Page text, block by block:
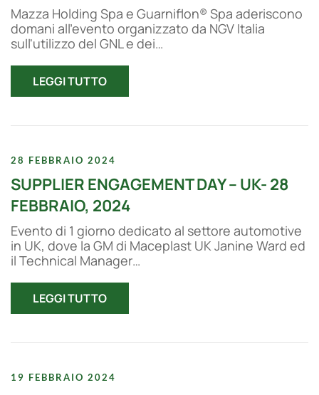
Mazza Holding Spa e Guarniflon® Spa aderiscono
domani all'evento organizzato da NGV Italia
sull'utilizzo del GNL e dei…
LEGGI TUTTO
28 FEBBRAIO 2024
SUPPLIER ENGAGEMENT DAY – UK- 28
FEBBRAIO, 2024
Evento di 1 giorno dedicato al settore automotive
in UK, dove la GM di Maceplast UK Janine Ward ed
il Technical Manager…
LEGGI TUTTO
19 FEBBRAIO 2024